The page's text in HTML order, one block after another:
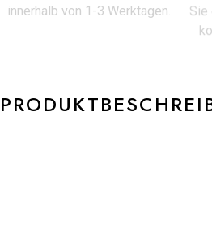
innerhalb von 1-3 Werktagen.
Sie